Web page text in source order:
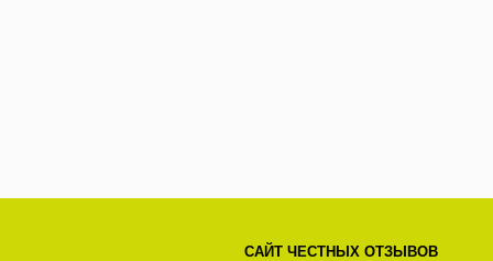
САЙТ ЧЕСТНЫХ ОТЗЫВОВ